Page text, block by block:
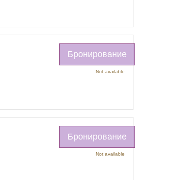
Бронирование
Not available
Бронирование
Not available